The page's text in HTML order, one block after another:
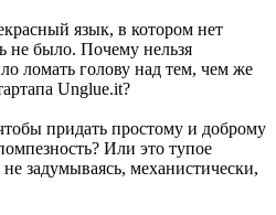
язык, в котором нет
не было. Почему нельзя
ломать голову над тем, чем же
Unglue.it?
придать простому и доброму
Или это тупое
задумываясь, механистически,